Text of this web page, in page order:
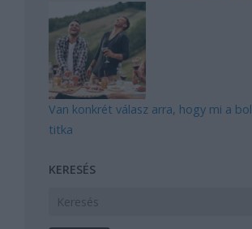
Van konkrét válasz arra, hogy mi a
titka
KERESÉS